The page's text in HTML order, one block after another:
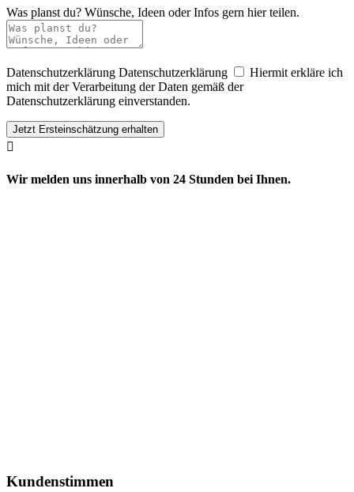
Was planst du? Wünsche, Ideen oder Infos gern hier teilen.
Datenschutzerklärung Datenschutzerklärung
Hiermit erkläre ich
mich mit der Verarbeitung der Daten gemäß der
Datenschutzerklärung einverstanden.
Jetzt Ersteinschätzung erhalten

Wir melden uns innerhalb von 24 Stunden bei Ihnen.
Kundenstimmen